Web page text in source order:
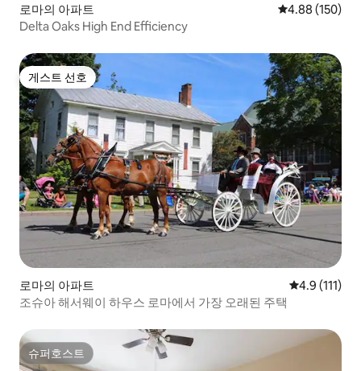
로마의 아파트 평점 4.88점(5
4.88 (150)
Delta Oaks High End Efficiency
게스트 선호
게스트 선호
로마의 아파트 평점 4.9점(5
4.9 (111)
조슈아 해서웨이 하우스 로마에서 가장 오래된 주택
슈퍼호스트
슈퍼호스트